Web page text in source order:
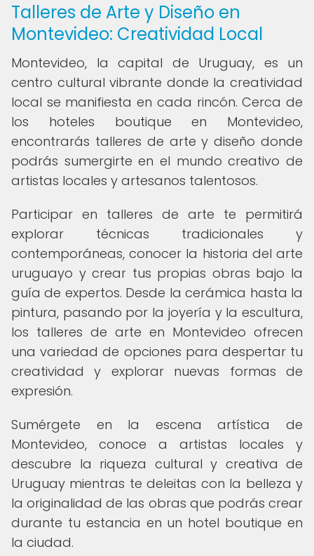
Talleres de Arte y Diseño en
Montevideo: Creatividad Local
Montevideo, la capital de Uruguay, es un
centro cultural vibrante donde la creatividad
local se manifiesta en cada rincón. Cerca de
los hoteles boutique en Montevideo,
encontrarás talleres de arte y diseño donde
podrás sumergirte en el mundo creativo de
artistas locales y artesanos talentosos.
Participar en talleres de arte te permitirá
explorar técnicas tradicionales y
contemporáneas, conocer la historia del arte
uruguayo y crear tus propias obras bajo la
guía de expertos. Desde la cerámica hasta la
pintura, pasando por la joyería y la escultura,
los talleres de arte en Montevideo ofrecen
una variedad de opciones para despertar tu
creatividad y explorar nuevas formas de
expresión.
Sumérgete en la escena artística de
Montevideo, conoce a artistas locales y
descubre la riqueza cultural y creativa de
Uruguay mientras te deleitas con la belleza y
la originalidad de las obras que podrás crear
durante tu estancia en un hotel boutique en
la ciudad.